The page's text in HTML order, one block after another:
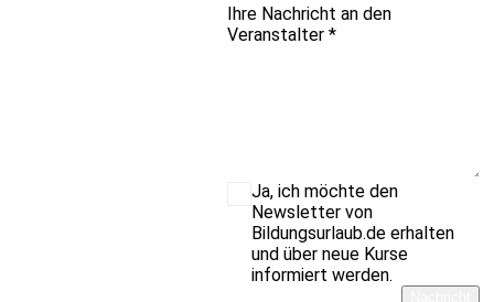
Ihre Nachricht an den
Veranstalter *
Ja, ich möchte den
Newsletter von
Bildungsurlaub.de erhalten
und über neue Kurse
informiert werden.